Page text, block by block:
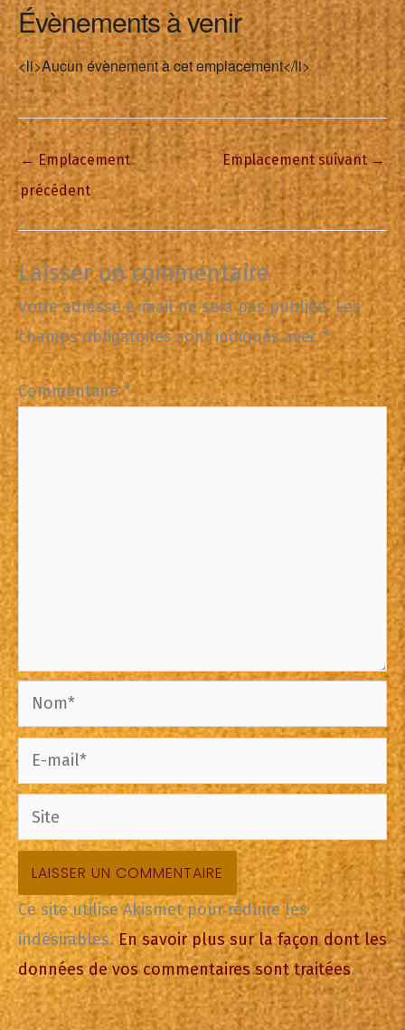
Évènements à venir
<li>Aucun évènement à cet emplacement</li>
←Emplacement
précédent
Emplacement suivant→
Laisser un commentaire
Votre adresse e-mail ne sera pas publiée. Les
champs obligatoires sont indiqués avec*
Commentaire*
Nom*
mail*
Site
Ce site utilise Akismet pour réduire les
indésirables.En savoir plus sur la façon dont les
données de vos commentaires sont traitées.